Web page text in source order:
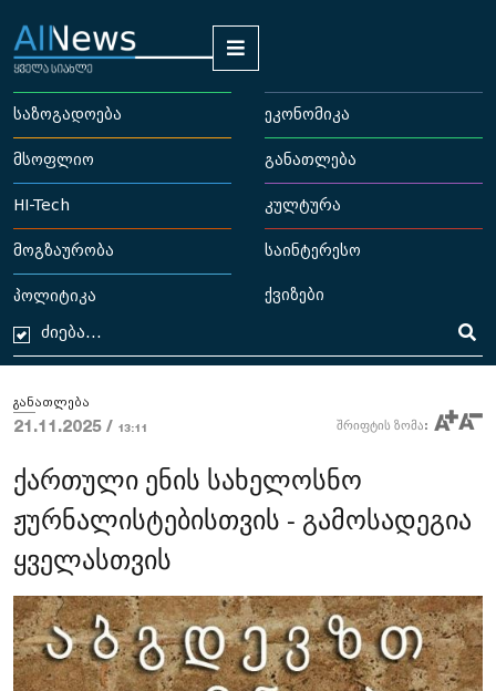
საზოგადოება ეკონომიკა
მსოფლიო განათლება
HI-Tech კულტურა
მოგზაურობა საინტერესო
პოლიტიკა ქვიზები
განათლება
21.11.2025 / 13:11 შრიფტის ზომა:
ქართული ენის სახელოსნო
ჟურნალისტებისთვის - გამოსადეგია
ყველასთვის